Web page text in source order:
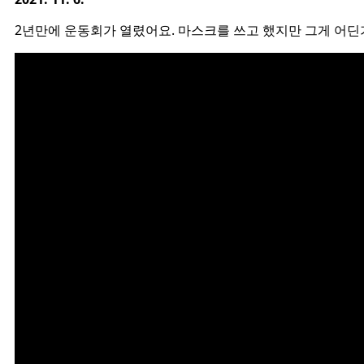
2년만에 운동회가 열렸어요. 마스크를 쓰고 했지만 그게 어딘